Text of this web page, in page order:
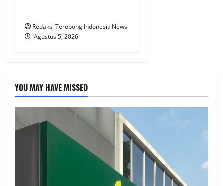
Redaksi Teropong Indonesia News
Agustus 5, 2026
YOU MAY HAVE MISSED